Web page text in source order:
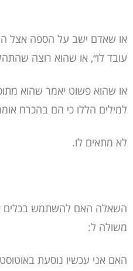
או שאדם ישב על הספה אצל
עובד לו״, או שהוא רוצה
או שהוא פשוט יאמר שהוא
למילים הללו כי הם בהכרח
לא מתאים לו.
השאלה האם להשתמש בכלים
משולה ל: